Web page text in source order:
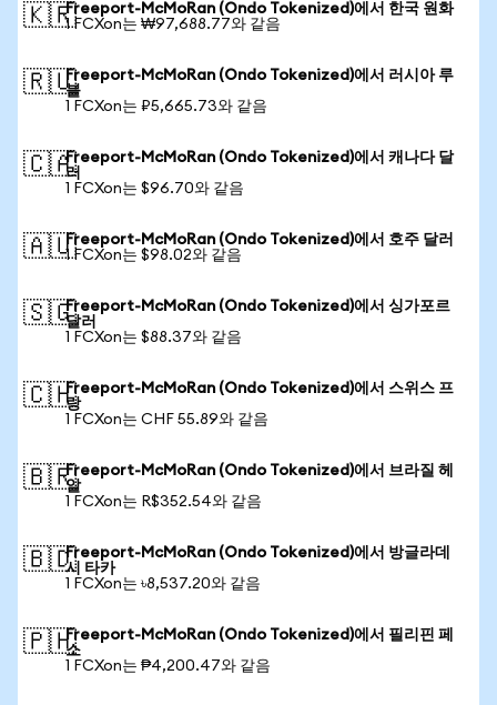
🇰🇷Freeport-McMoRan (Ondo Tokenized)에서 한국 원화
1 FCXon는 ₩97,688.77와 같음
🇷🇺Freeport-McMoRan (Ondo Tokenized)에서 러시아 루
블
1 FCXon는 ₽5,665.73와 같음
🇨🇦Freeport-McMoRan (Ondo Tokenized)에서 캐나다 달
러
1 FCXon는 $96.70와 같음
🇦🇺Freeport-McMoRan (Ondo Tokenized)에서 호주 달러
1 FCXon는 $98.02와 같음
🇸🇬Freeport-McMoRan (Ondo Tokenized)에서 싱가포르
달러
1 FCXon는 $88.37와 같음
🇨🇭Freeport-McMoRan (Ondo Tokenized)에서 스위스 프
랑
1 FCXon는 CHF 55.89와 같음
🇧🇷Freeport-McMoRan (Ondo Tokenized)에서 브라질 헤
알
1 FCXon는 R$352.54와 같음
🇧🇩Freeport-McMoRan (Ondo Tokenized)에서 방글라데
시 타카
1 FCXon는 ৳8,537.20와 같음
🇵🇭Freeport-McMoRan (Ondo Tokenized)에서 필리핀 페
소
1 FCXon는 ₱4,200.47와 같음